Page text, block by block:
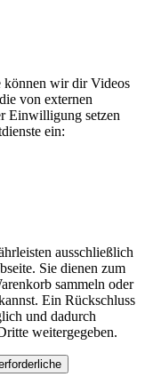
können wir dir Videos
von externen
Einwilligung setzen
ein:
ausschließlich
Sie dienen zum
sammeln oder
Ein Rückschluss
und dadurch
weitergegeben.